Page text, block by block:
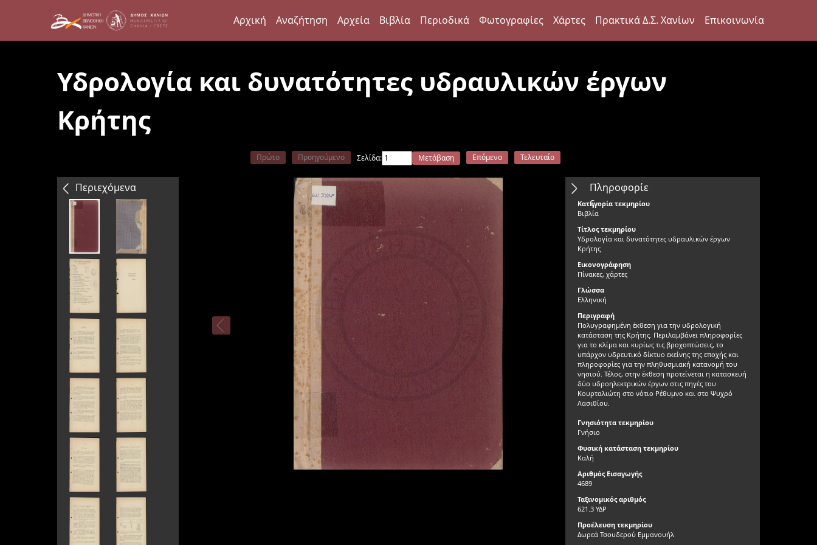
Αρχική Αναζήτηση Αρχεία Βιβλία Περιοδικά Φωτογραφίες Χάρτες Πρακτικά Δ.Σ. Χανίων Επικοινωνία
Υδρολογία και δυνατότητες υδραυλικών έργων
Κρήτης
Περιεχόμενα
Πρώτο Προηγούμενο Σελίδα: Μετάβαση Επόμενο Τελευταίο
Πληροφορίε
ς
Κατηγορία τεκμηρίου
Βιβλία
Τίτλος τεκμηρίου
Υδρολογία και δυνατότητες υδραυλικών έργων
Κρήτης
Εικονογράφηση
Πίνακες, χάρτες
Γλώσσα
Ελληνική
Περιγραφή
Πολυγραφημένη έκθεση για την υδρολογική
κατάσταση της Κρήτης. Περιλαμβάνει πληροφορίες
για το κλίμα και κυρίως τις βροχοπτώσεις, το
υπάρχον υδρευτικό δίκτυο εκείνης της εποχής και
πληροφορίες για την πληθυσμιακή κατανομή του
νησιού. Τέλος, στην έκθεση προτείνεται η κατασκευή
δύο υδροηλεκτρικών έργων στις πηγές του
Κουρταλιώτη στο νότιο Ρέθυμνο και στο Ψυχρό
Λασιθίου.
Γνησιότητα τεκμηρίου
Γνήσιο
Φυσική κατάσταση τεκμηρίου
Καλή
Αριθμός Εισαγωγής
4689
Ταξινομικός αριθμός
621.3 ΥΔΡ
Προέλευση τεκμηρίου
Δωρεά Τσουδερού Εμμανουήλ